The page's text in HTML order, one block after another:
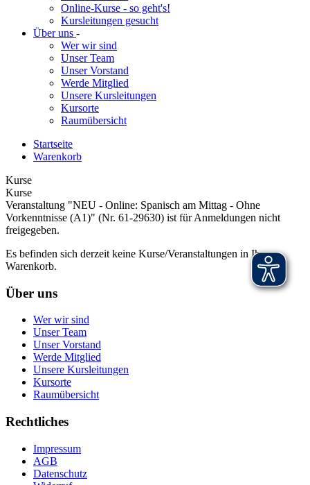
Online-Kurse - so geht's!
Kursleitungen gesucht
Über uns -
Wer wir sind
Unser Team
Unser Vorstand
Werde Mitglied
Unsere Kursleitungen
Kursorte
Raumübersicht
Startseite
Warenkorb
Kurse
Kurse
Veranstaltung "NEU - Online: Spanisch am Mittag - Ohne
Vorkenntnisse (A1)" (Nr. 61-29630) ist für Anmeldungen nicht
freigegeben.
Es befinden sich derzeit keine Kurse/Veranstaltungen in Ihrem
Warenkorb.
Über uns
Wer wir sind
Unser Team
Unser Vorstand
Werde Mitglied
Unsere Kursleitungen
Kursorte
Raumübersicht
Rechtliches
Impressum
AGB
Datenschutz